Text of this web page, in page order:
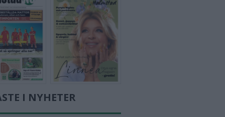
I NYHETER